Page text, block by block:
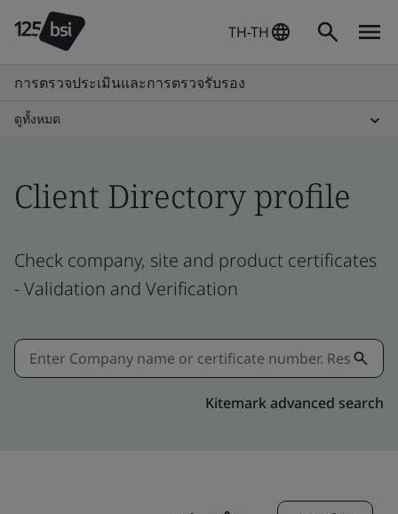
TH-TH
การตรวจประเมินและการตรวจรับรอง
ดูทั้งหมด
Client Directory profile
Check company, site and product certificates
- Validation and Verification
Kitemark advanced search